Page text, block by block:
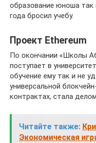
образование юноша так
года бросил учебу.
Проект Ethereum
По окончании «Школы
поступает в
обучение ему так и не
универсальной
контрактах, стала
Читайте также:
Экономическая